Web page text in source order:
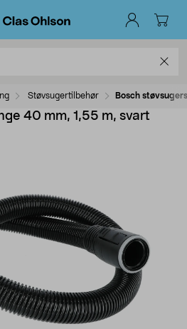
Støvsugertilbehør Bosch
40 mm, 1,55 m, svart